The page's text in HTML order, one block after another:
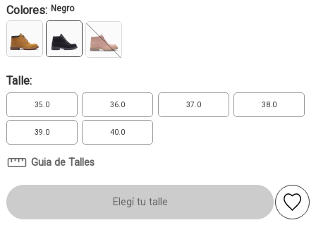
Colores: Negro
Talle:
35.0 36.0 37.0 38.0
39.0 40.0
Guia de Talles
Elegí tu talle